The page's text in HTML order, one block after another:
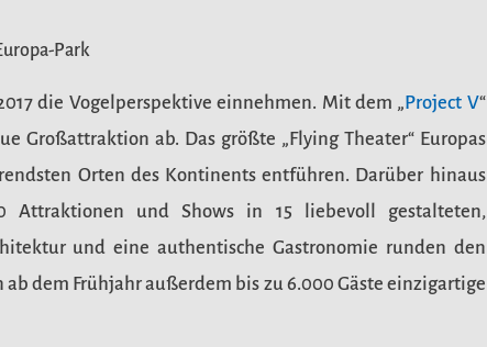
Park
die Vogelperspektive einnehmen. Mit dem „Project V“
Großattraktion ab. Das größte „Flying Theater“ Europas
Orten des Kontinents entführen. Darüber hinaus
Attraktionen und Shows in 15 liebevoll gestalteten,
und eine authentische Gastronomie runden den
dem Frühjahr außerdem bis zu 6.000 Gäste einzigartige